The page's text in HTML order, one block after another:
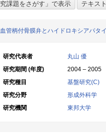
血管柄付骨膜弁とハイドロキシアパタ
研究代表者
丸山 優
研究期間 (年度)
2004 – 2005
研究種目
基盤研究(C)
研究分野
形成外科学
研究機関
東邦大学